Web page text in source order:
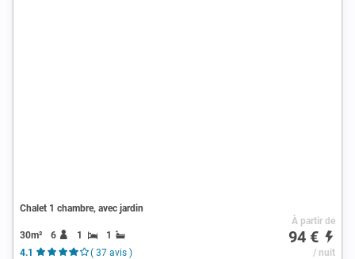
Chalet 1 chambre, avec jardin
30m² 6 1
1
4.1
( 37 avis )
À partir de
94 €
/ nuit